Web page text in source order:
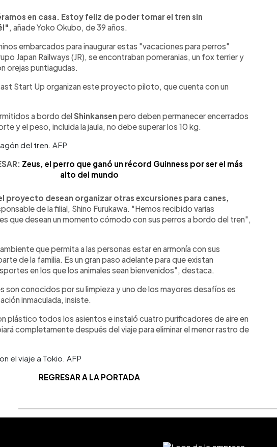
en casa. Estoy feliz de poder tomar el tren sin
, añade Yoko Okubo, de 39 años.
embarcados para inaugurar estas "vacaciones para perros"
Japan Railways (JR), se encontraban pomeranias, un fox terrier y
orejas puntiagudas.
Start Up organizan este proyecto piloto, que cuenta con un
a bordo del Shinkansen pero deben permanecer encerrados
y el peso, incluida la jaula, no debe superar los 10 kg.
del tren. AFP
Zeus, el perro que ganó un récord Guinness por ser el más
alto del mundo
proyecto desean organizar otras excursiones para canes,
de la filial, Shino Furukawa. "Hemos recibido varias
que desean un momento cómodo con sus perros a bordo del tren",
que permita a las personas estar en armonía con sus
de la familia. Es un gran paso adelante para que existan
en los que los animales sean bienvenidos", destaca.
son conocidos por su limpieza y uno de los mayores desafíos es
inmaculada, insiste.
plástico todos los asientos e instaló cuatro purificadores de aire en
completamente después del viaje para eliminar el menor rastro de
el viaje a Tokio. AFP
REGRESAR A LA PORTADA